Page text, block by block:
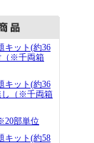
キット(約36
（※千両箱
キット(約36
し（※千両箱
部単位
キット(約58